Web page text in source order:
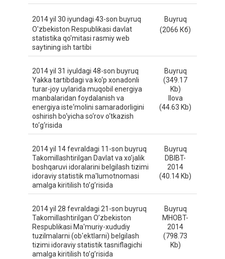
2014 yil 30 iyundagi 43-son buyruq
O'zbekiston Respublikasi davlat
statistika qo'mitasi rasmiy web
saytining ish tartibi
Buyruq
(2066 Кб)
2014 yil 31 iyuldagi 48-son buyruq
Yakka tartibdagi va ko‘p xonadonli
turar-joy uylarida muqobil energiya
manbalaridan foydalanish va
energiya iste‘molini samaradorligini
oshirish bo‘yicha so‘rov o‘tkazish
to‘g‘risida
Buyruq
(349.17
Kb)
Ilova
(44.63 Kb)
2014 yil 14 fevraldagi 11-son buyruq
Takomillashtirilgan Davlat va xo’jalik
boshqaruvi idoralarini belgilash tizimi
idoraviy statistik ma'lumotnomasi
amalga kiritilish to’g’risida
Buyruq
DBIBT-
2014
(40.14 Kb)
2014 yil 28 fevraldagi 21-son buyruq
Takomillashtirilgan O’zbekiston
Respublikasi Ma'muriy-xududiy
tuzilmalarni (ob'ektlarni) belgilash
tizimi idoraviy statistik tasniflagichi
amalga kiritilish to’g’risida
Buyruq
MHOBT-
2014
(798.73
Kb)